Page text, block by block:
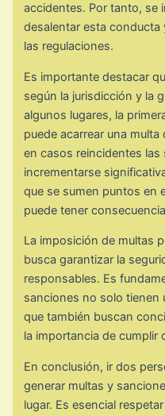
accidentes. Por tanto, se
desalentar esta
las regulaciones.
Es importante destacar
según la jurisdicción y la
algunos lugares, la
puede acarrear una
en casos reincidentes las
incrementarse
que se sumen puntos en
puede tener
La imposición de multas
busca garantizar la
responsables. Es
sanciones no solo tienen
que también buscan
la importancia de cumplir
En conclusión, ir dos
generar multas y
lugar. Es esencial